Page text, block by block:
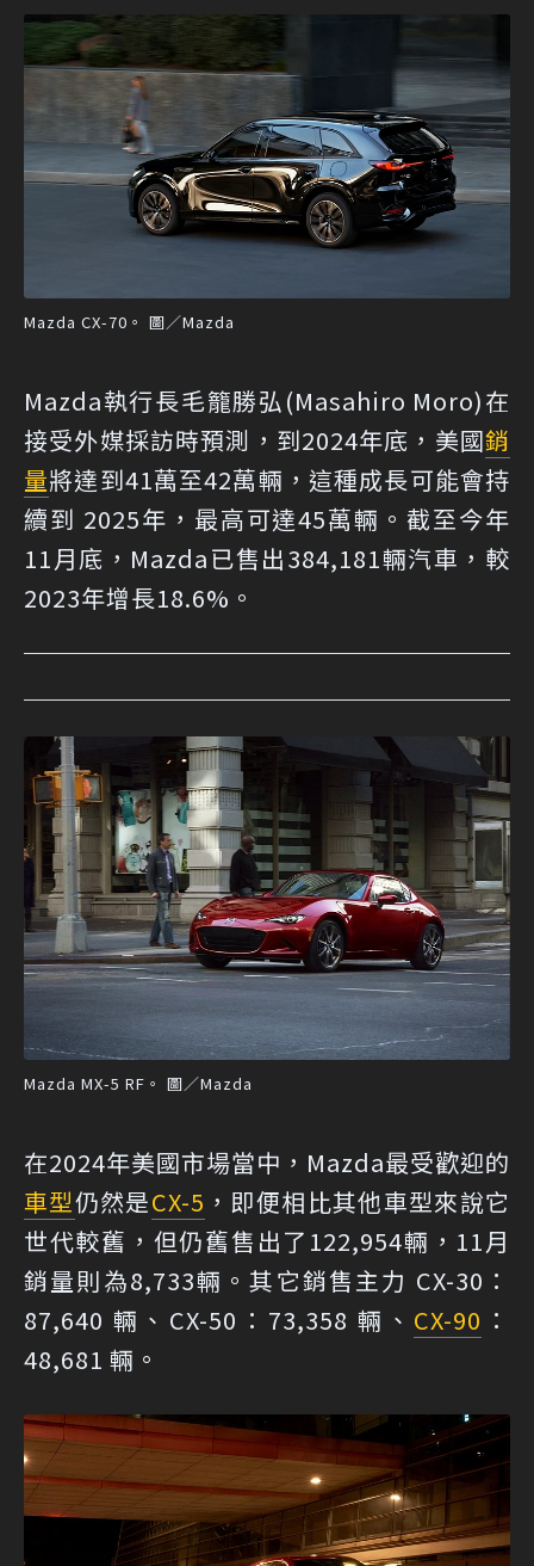
Mazda CX-70。 圖／Mazda
Mazda執行長毛籠勝弘(Masahiro Moro)在
接受外媒採訪時預測，到2024年底，美國銷
量將達到41萬至42萬輛，這種成長可能會持
續到 2025年，最高可達45萬輛。截至今年
11月底，Mazda已售出384,181輛汽車，較
2023年增長18.6%。
Mazda MX-5 RF。 圖／Mazda
在2024年美國市場當中，Mazda最受歡迎的
車型仍然是CX-5 ，即便相比其他車型來說它
世代較舊，但仍舊售出了122,954輛，11月
銷量則為8,733輛。其它銷售主力 CX-30：
87,640 輛、CX-50：73,358 輛、 CX-90 ：
48,681 輛。